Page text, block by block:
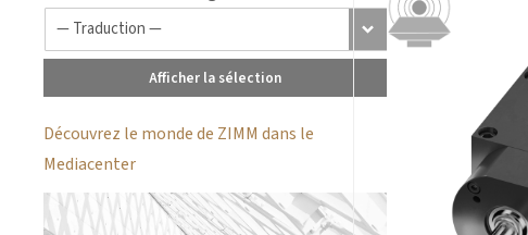
Afficher la sélection
Découvrez le monde de ZIMM dans le
Mediacenter